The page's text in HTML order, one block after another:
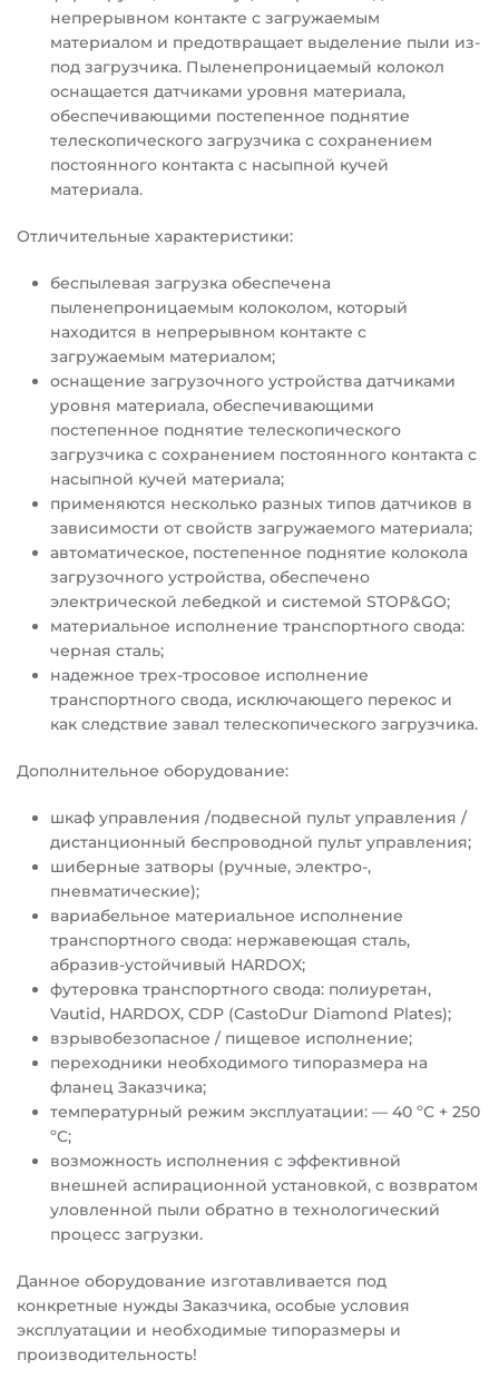
непрерывном контакте с загружаемым
материалом и предотвращает выделение пыли из-
под загрузчика. Пыленепроницаемый колокол
оснащается датчиками уровня материала,
обеспечивающими постепенное поднятие
телескопического загрузчика с сохранением
постоянного контакта с насыпной кучей
материала.
Отличительные характеристики:
беспылевая загрузка обеспечена
пыленепроницаемым колоколом, который
находится в непрерывном контакте с
загружаемым материалом;
оснащение загрузочного устройства датчиками
уровня материала, обеспечивающими
постепенное поднятие телескопического
загрузчика с сохранением постоянного контакта с
насыпной кучей материала;
применяются несколько разных типов датчиков в
зависимости от свойств загружаемого материала;
автоматическое, постепенное поднятие колокола
загрузочного устройства, обеспечено
электрической лебедкой и системой STOP&GO;
материальное исполнение транспортного свода:
черная сталь;
надежное трех-тросовое исполнение
транспортного свода, исключающего перекос и
как следствие завал телескопического загрузчика.
Дополнительное оборудование:
шкаф управления /подвесной пульт управления /
дистанционный беспроводной пульт управления;
шиберные затворы (ручные, электро-,
пневматические);
вариабельное материальное исполнение
транспортного свода: нержавеющая сталь,
абразив-устойчивый HARDOX;
футеровка транспортного свода: полиуретан,
Vautid, HARDOX, CDP (CastoDur Diamond Plates);
взрывобезопасное / пищевое исполнение;
переходники необходимого типоразмера на
фланец Заказчика;
температурный режим эксплуатации: — 40 ºС + 250
ºС;
возможность исполнения с эффективной
внешней аспирационной установкой, с возвратом
уловленной пыли обратно в технологический
процесс загрузки.
Данное оборудование изготавливается под
конкретные нужды Заказчика, особые условия
эксплуатации и необходимые типоразмеры и
производительность!